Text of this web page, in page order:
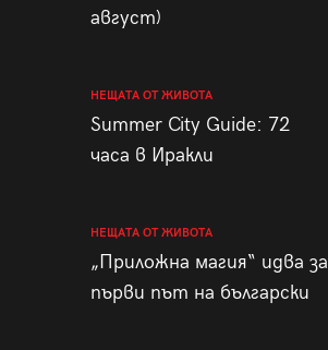
август)
НЕЩАТА ОТ ЖИВОТА
Summer City Guide: 72
часа в Иракли
НЕЩАТА ОТ ЖИВОТА
„Приложна магия“ идва за
първи път на български